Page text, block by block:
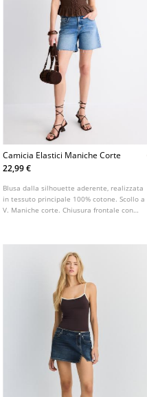
Camicia Elastici Maniche Corte
22,99 €
Blusa dalla silhouette aderente, realizzata
in tessuto principale 100% cotone. Scollo a
V. Maniche corte. Chiusura frontale con